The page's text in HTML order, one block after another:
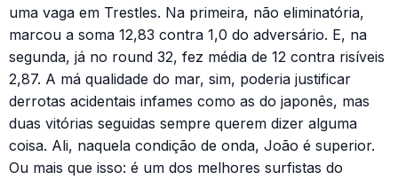
uma vaga em Trestles. Na primeira, não eliminatória,
marcou a soma 12,83 contra 1,0 do adversário. E, na
segunda, já no round 32, fez média de 12 contra risíveis
2,87. A má qualidade do mar, sim, poderia justificar
derrotas acidentais infames como as do japonês, mas
duas vitórias seguidas sempre querem dizer alguma
coisa. Ali, naquela condição de onda, João é superior.
Ou mais que isso: é um dos melhores surfistas do